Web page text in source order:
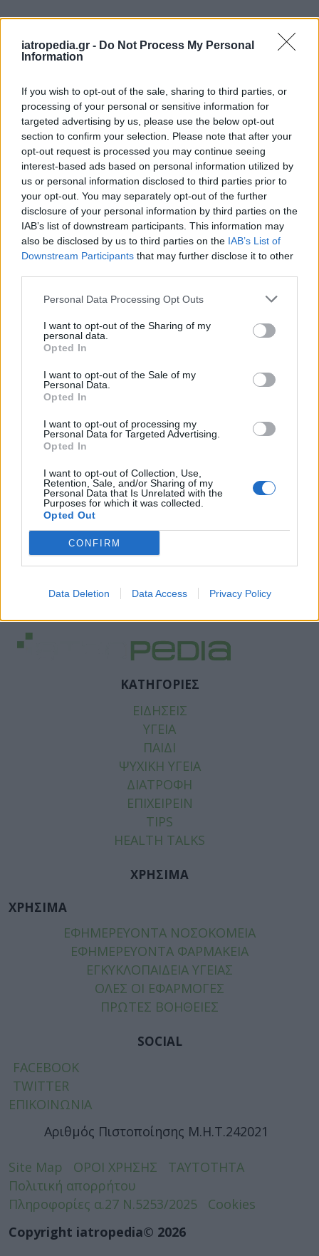
iatropedia.gr - Do Not Process My Personal
Information
If you wish to opt-out of the sale, sharing to third parties, or
processing of your personal or sensitive information for
targeted advertising by us, please use the below opt-out
section to confirm your selection. Please note that after your
opt-out request is processed you may continue seeing
interest-based ads based on personal information utilized by
us or personal information disclosed to third parties prior to
your opt-out. You may separately opt-out of the further
disclosure of your personal information by third parties on the
IAB’s list of downstream participants. This information may
also be disclosed by us to third parties on the IAB’s List of
Downstream Participants that may further disclose it to other
Personal Data Processing Opt Outs
I want to opt-out of the Sharing of my
personal data.
Opted In
I want to opt-out of the Sale of my
Personal Data.
Opted In
I want to opt-out of processing my
Personal Data for Targeted Advertising.
Opted In
I want to opt-out of Collection, Use,
Retention, Sale, and/or Sharing of my
Personal Data that Is Unrelated with the
Purposes for which it was collected.
Opted Out
CONFIRM
Data Deletion Data Access Privacy Policy
ΚΑΤΗΓΟΡΙΕΣ
ΕΙΔΗΣΕΙΣ
ΥΓΕΙΑ
ΠΑΙΔΙ
ΨΥΧΙΚΗ ΥΓΕΙΑ
ΔΙΑΤΡΟΦΗ
ΕΠΙΧΕΙΡΕΙΝ
TIPS
HEALTH TALKS
ΧΡΗΣΙΜΑ
ΧΡΗΣΙΜΑ
ΕΦΗΜΕΡΕΥΟΝΤΑ ΝΟΣΟΚΟΜΕΙΑ
ΕΦΗΜΕΡΕΥΟΝΤΑ ΦΑΡΜΑΚΕΙΑ
ΕΓΚΥΚΛΟΠΑΙΔΕΙΑ ΥΓΕΙΑΣ
ΟΛΕΣ ΟΙ ΕΦΑΡΜΟΓΕΣ
ΠΡΩΤΕΣ ΒΟΗΘΕΙΕΣ
SOCIAL
FACEBOOK
TWITTER
ΕΠΙΚΟΙΝΩΝΙΑ
Αριθμός Πιστοποίησης Μ.Η.Τ.242021
Site Map ΟΡΟΙ ΧΡΗΣΗΣ
ΤΑΥΤΟΤΗΤΑ
Πολιτική απορρήτου
Πληροφορίες α.27 Ν.5253/2025
Cookies
Copyright iatropedia© 2026